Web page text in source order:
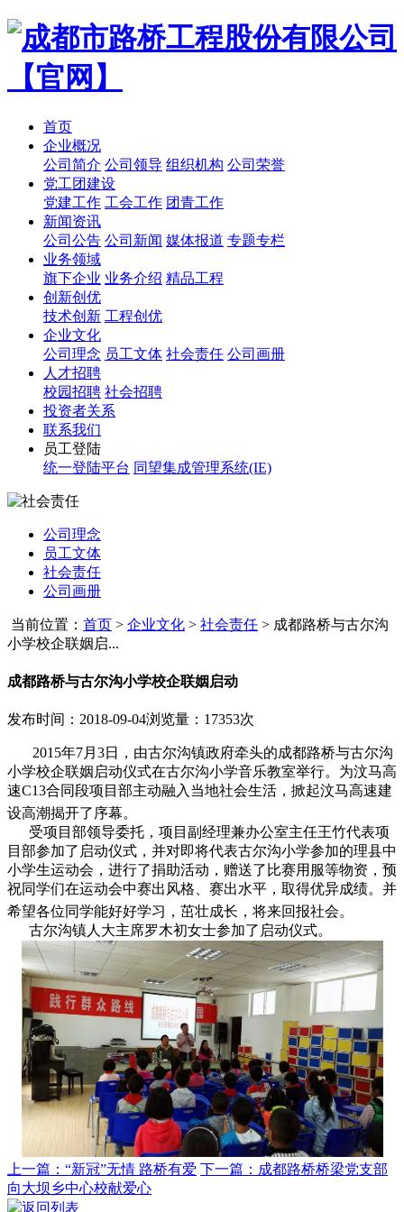
首页
企业概况
公司简介 公司领导 组织机构 公司荣誉
党工团建设
党建工作 工会工作 团青工作
新闻资讯
公司公告 公司新闻 媒体报道 专题专栏
业务领域
旗下企业 业务介绍 精品工程
创新创优
技术创新 工程创优
企业文化
公司理念 员工文体 社会责任 公司画册
人才招聘
校园招聘 社会招聘
投资者关系
联系我们
员工登陆
统一登陆平台 同望集成管理系统(IE)
公司理念
员工文体
社会责任
公司画册
当前位置： 首页 > 企业文化 > 社会责任 > 成都路桥与古尔沟
小学校企联姻启...
成都路桥与古尔沟小学校企联姻启动
发布时间：2018-09-04浏览量：17353次
2015年7月 3日，由古尔沟镇政府牵头的成都路桥与古尔沟
小学校企联姻启动仪式在古尔沟小学音乐教室举行。为汶马高
速C13合同段项目部主动融入当地社会生活，掀起汶马高速建
设高潮揭开了序幕。
受项目部领导委托，项目副经理兼办公室主任王竹代表项
目部参加了启动仪式，并对即将代表古尔沟小学参加的理县中
小学生运动会，进行了捐助活动，赠送了比赛用服等物资，预
祝同学们在运动会中赛出风格、赛出水平，取得优异成绩。并
希望各位同学能好好学习，茁壮成长，将来回报社会。
古尔沟镇人大主席罗木初女士参加了启动仪式。
上一篇：“新冠”无情 路桥有爱 下一篇：成都路桥桥梁党支部
向大坝乡中心校献爱心
返回列表